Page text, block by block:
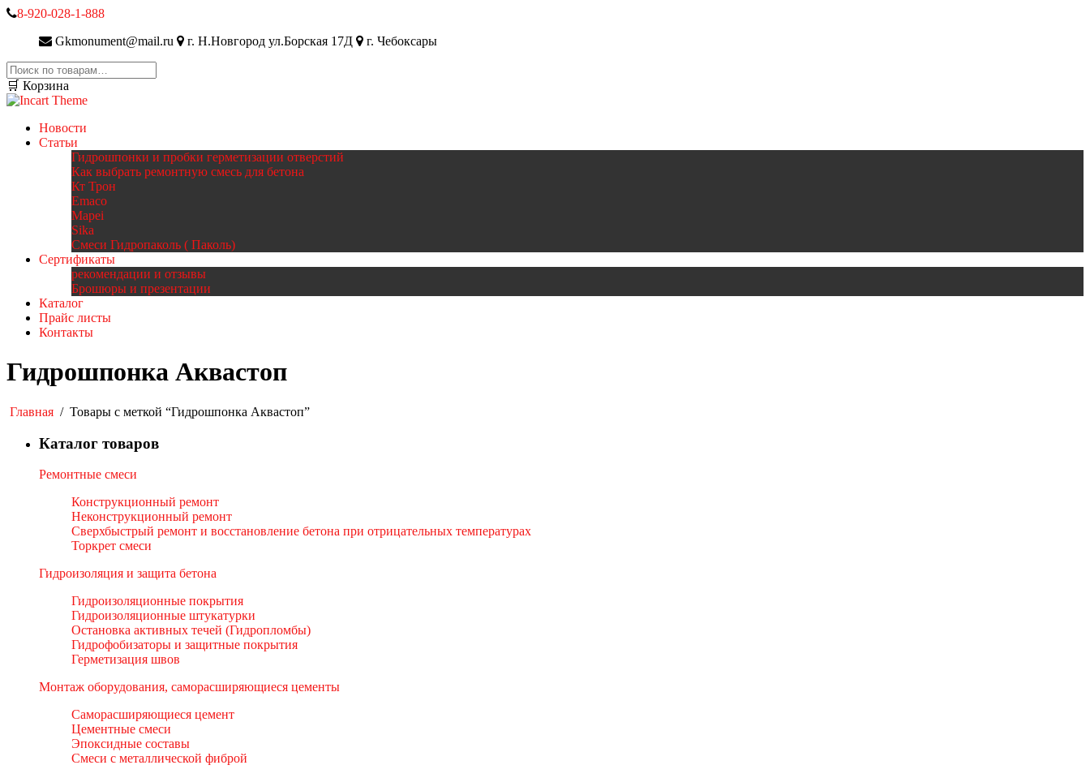
8-920-028-1-888
Gkmonument@mail.ru
г. Н.Новгород ул.Борская 17Д
г. Чебоксары
Искать:
🛒 Корзина
Новости
Статьи
Гидрошпонки и пробки герметизации отверстий
Как выбрать ремонтную смесь для бетона
Кт Трон
Emaco
Mapei
Sika
Смеси Гидропаколь ( Паколь)
Сертификаты
рекомендации и отзывы
Брошюры и презентации
Каталог
Прайс листы
Контакты
Гидрошпонка Аквастоп
Главная / Товары с меткой “Гидрошпонка Аквастоп”
Каталог товаров
Ремонтные смеси
Конструкционный ремонт
Неконструкционный ремонт
Сверхбыстрый ремонт и восстановление бетона при отрицательных температурах
Торкрет смеси
Гидроизоляция и защита бетона
Гидроизоляционные покрытия
Гидроизоляционные штукатурки
Остановка активных течей (Гидропломбы)
Гидрофобизаторы и защитные покрытия
Герметизация швов
Монтаж оборудования, саморасширяющиеся цементы
Саморасширяющиеся цемент
Цементные смеси
Эпоксидные составы
Смеси с металлической фиброй